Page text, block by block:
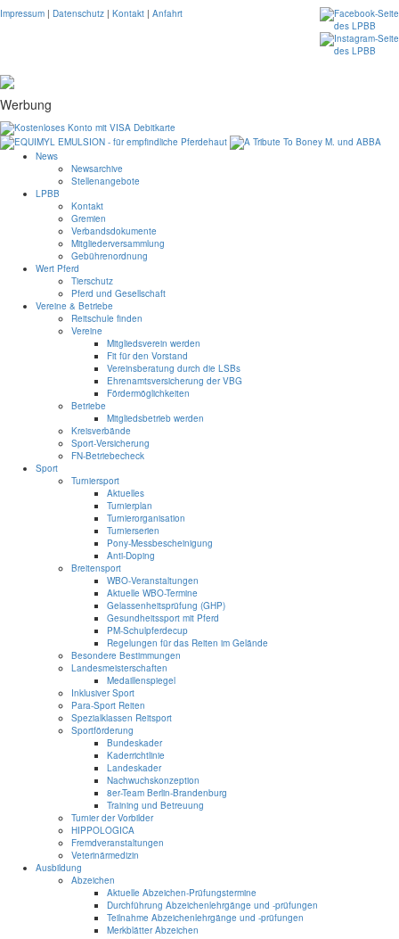
Impressum | Datenschutz | Kontakt | Anfahrt
Werbung
News
Newsarchive
Stellenangebote
LPBB
Kontakt
Gremien
Verbandsdokumente
Mitgliederversammlung
Gebührenordnung
Wert Pferd
Tierschutz
Pferd und Gesellschaft
Vereine & Betriebe
Reitschule finden
Vereine
Mitgliedsverein werden
Fit für den Vorstand
Vereinsberatung durch die LSBs
Ehrenamtsversicherung der VBG
Fördermöglichkeiten
Betriebe
Mitgliedsbetrieb werden
Kreisverbände
Sport-Versicherung
FN-Betriebecheck
Sport
Turniersport
Aktuelles
Turnierplan
Turnierorganisation
Turnierserien
Pony-Messbescheinigung
Anti-Doping
Breitensport
WBO-Veranstaltungen
Aktuelle WBO-Termine
Gelassenheitsprüfung (GHP)
Gesundheitssport mit Pferd
PM-Schulpferdecup
Regelungen für das Reiten im Gelände
Besondere Bestimmungen
Landesmeisterschaften
Medaillenspiegel
Inklusiver Sport
Para-Sport Reiten
Spezialklassen Reitsport
Sportförderung
Bundeskader
Kaderrichtlinie
Landeskader
Nachwuchskonzeption
8er-Team Berlin-Brandenburg
Training und Betreuung
Turnier der Vorbilder
HIPPOLOGICA
Fremdveranstaltungen
Veterinärmedizin
Ausbildung
Abzeichen
Aktuelle Abzeichen-Prüfungstermine
Durchführung Abzeichenlehrgänge und -prüfungen
Teilnahme Abzeichenlehrgänge und -prüfungen
Merkblätter Abzeichen